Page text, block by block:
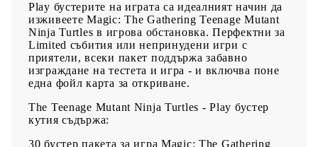
Play бустерите на играта са идеалният начин да
изживеете Magic: The Gathering Teenage Mutant
Ninja Turtles в игрова обстановка. Перфектни за
Limited събития или непринудени игри с
приятели, всеки пакет поддържа забавно
изграждане на тестета и игра - и включва поне
една фойл карта за откриване.
The Teenage Mutant Ninja Turtles - Play бустер
кутия съдържа:
30 бустер пакета за игра Magic: The Gathering